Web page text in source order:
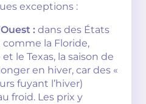
exceptions :
: dans des États
la Floride,
et le Texas, la saison de
en hiver, car des «
fuyant l’hiver)
froid. Les prix y